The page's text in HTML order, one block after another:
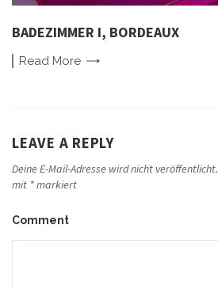
BADEZIMMER I, BORDEAUX
Read More
LEAVE A REPLY
Deine E-Mail-Adresse wird nicht veröffentlicht.
mit *markiert
Comment